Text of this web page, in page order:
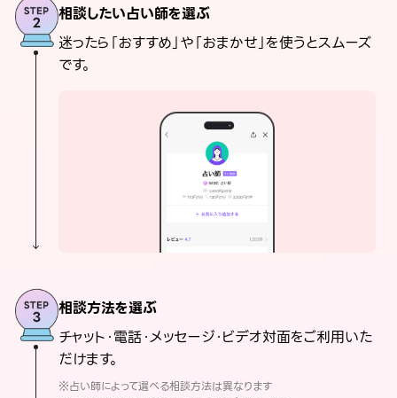
相談したい占い師を選ぶ
迷ったら「おすすめ」や「おまかせ」を使うとスムーズ
です。
相談方法を選ぶ
チャット・電話・メッセージ・ビデオ対面をご利用いた
だけます。
※占い師によって選べる相談方法は異なります